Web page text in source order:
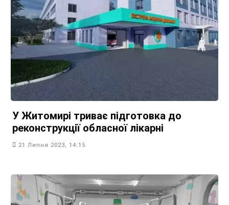
У Житомирі триває підготовка до
реконструкції обласної лікарні
21 Липня 2023, 14:15